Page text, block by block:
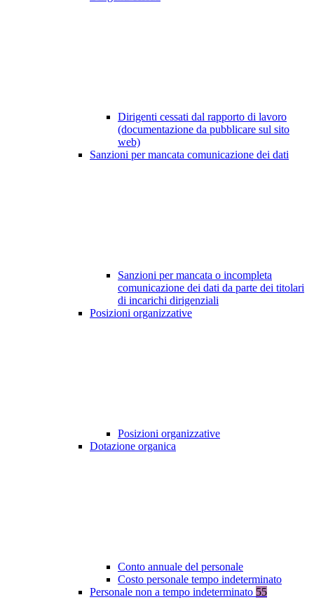
Dirigenti cessati dal rapporto di lavoro
(documentazione da pubblicare sul sito
web)
Sanzioni per mancata comunicazione dei dati
Sanzioni per mancata o incompleta
comunicazione dei dati da parte dei titolari
di incarichi dirigenziali
Posizioni organizzative
Posizioni organizzative
Dotazione organica
Conto annuale del personale
Costo personale tempo indeterminato
Personale non a tempo indeterminato 55